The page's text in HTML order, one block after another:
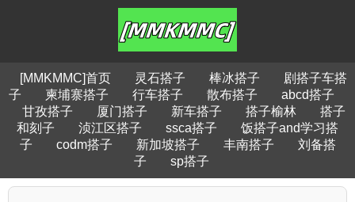
[MMKMMC]首页 灵石搭子 棒冰搭子
剧搭子车搭
子
柬埔寨搭子 行车搭子 散布搭子
abcd搭子
甘孜搭子
厦门搭子 新车搭子 搭子榆林
搭子
和刻子
浈江区搭子 ssca搭子
饭搭子and学习搭
子
codm搭子 新加坡搭子 丰南搭子
刘备搭
子
sp搭子